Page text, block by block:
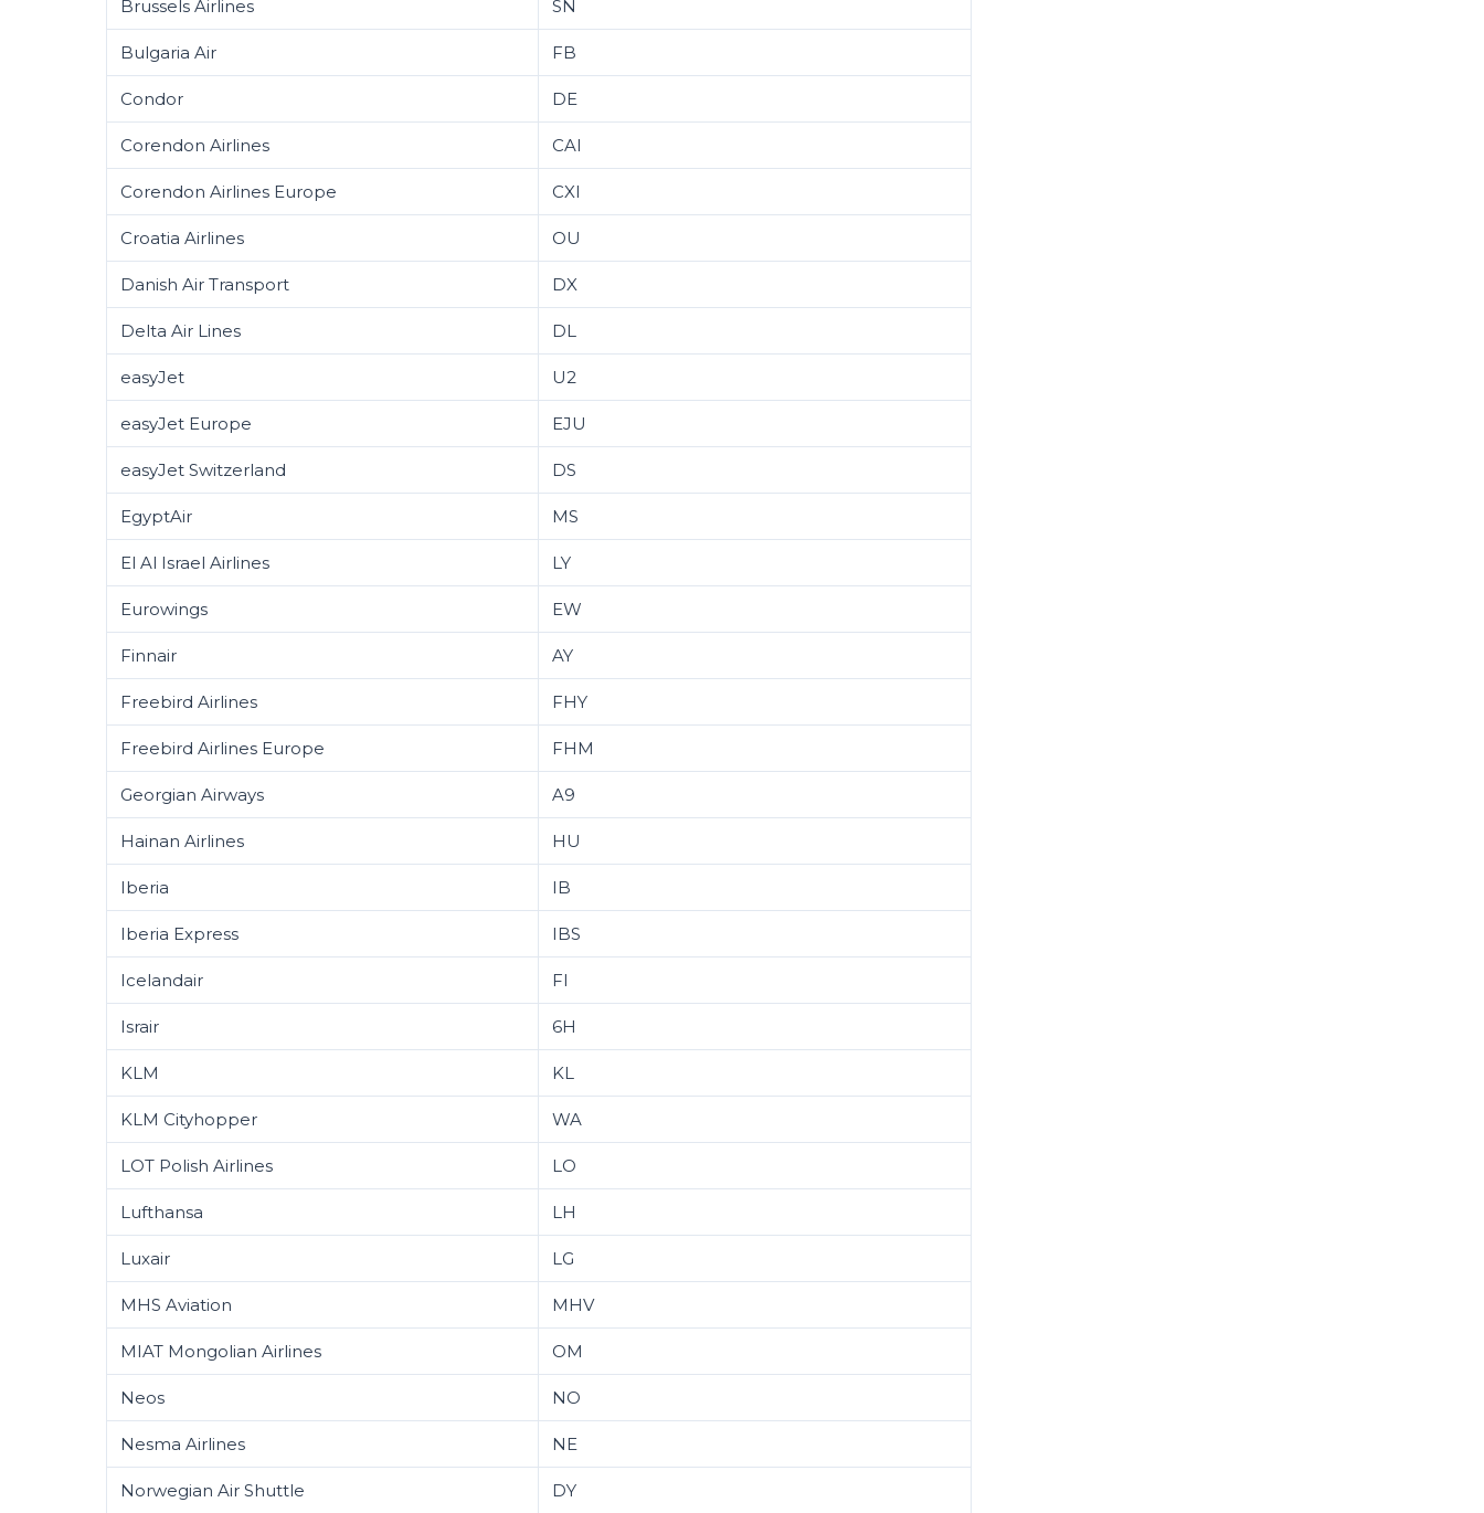
Brussels Airlines SN
Bulgaria Air FB
Condor DE
Corendon Airlines CAI
Corendon Airlines Europe CXI
Croatia Airlines OU
Danish Air Transport DX
Delta Air Lines DL
easyJet U2
easyJet Europe EJU
easyJet Switzerland DS
EgyptAir MS
El Al Israel Airlines LY
Eurowings EW
Finnair AY
Freebird Airlines FHY
Freebird Airlines Europe FHM
Georgian Airways A9
Hainan Airlines HU
Iberia IB
Iberia Express IBS
Icelandair FI
Israir 6H
KLM KL
KLM Cityhopper WA
LOT Polish Airlines LO
Lufthansa LH
Luxair LG
MHS Aviation MHV
MIAT Mongolian Airlines OM
Neos NO
Nesma Airlines NE
Norwegian Air Shuttle DY